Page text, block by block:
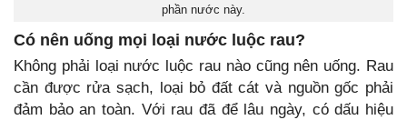
phần nước này.
Có nên uống mọi loại nước luộc rau?
Không phải loại nước luộc rau nào cũng nên uống. Rau
cần được rửa sạch, loại bỏ đất cát và nguồn gốc phải
đảm bảo an toàn. Với rau đã để lâu ngày, có dấu hiệu